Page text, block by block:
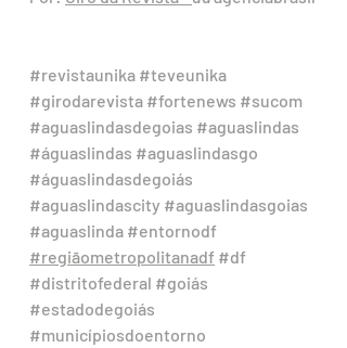
#revistaunika #teveunika
#girodarevista #fortenews #sucom
#aguaslindasdegoias #aguaslindas
#águaslindas #aguaslindasgo
#águaslindasdegoiás
#aguaslindascity #aguaslindasgoias
#aguaslinda #entornodf
#regiãometropolitanadf #df
#distritofederal #goiás
#estadodegoiás
#municípiosdoentorno